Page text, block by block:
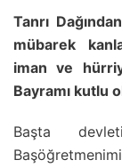
Tanrı
mübarek
iman ve
Bayramı kutlu
Başta